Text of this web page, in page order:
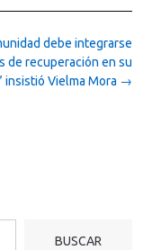
debe integrarse
de recuperación en su
insistió Vielma Mora →
BUSCAR